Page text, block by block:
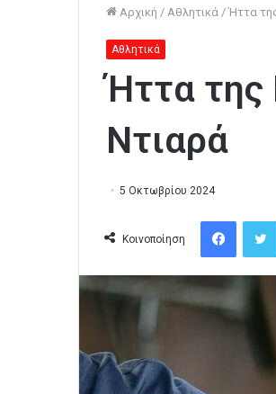
Αρχική / Αθλητικά / Ήττα
Αθλητικά
Ήττα της
Ντιαρά
5 Οκτωβρίου 2024
Κοινοποίηση